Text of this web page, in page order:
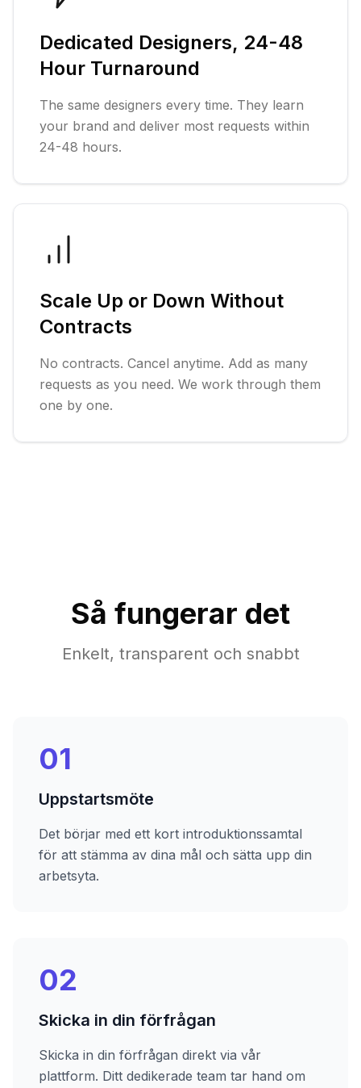
Dedicated Designers, 24-48
Hour Turnaround
The same designers every time. They learn
your brand and deliver most requests within
24-48 hours.
Scale Up or Down Without
Contracts
No contracts. Cancel anytime. Add as many
requests as you need. We work through them
one by one.
Så fungerar det
Enkelt, transparent och snabbt
01
Uppstartsmöte
Det börjar med ett kort introduktionssamtal
för att stämma av dina mål och sätta upp din
arbetsyta.
02
Skicka in din förfrågan
Skicka in din förfrågan direkt via vår
plattform. Ditt dedikerade team tar hand om